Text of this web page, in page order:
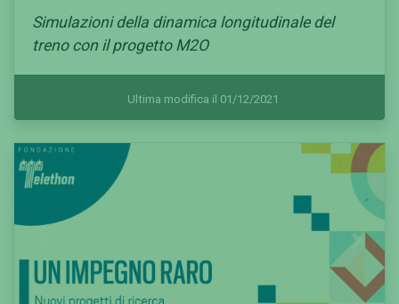
Simulazioni della dinamica longitudinale del
treno con il progetto M2O
Ultima modifica il 01/12/2021
Next